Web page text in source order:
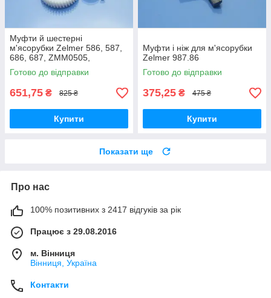
Муфти й шестерні
м'ясорубки Zelmer 586, 587,
686, 687, ZMM0505,
ZMM0554, ZMM0805,
ZMM0815, ZMM0854,
ZMM0905, ZMM0954,
ZMM1005
Готово до відправки
651,75 ₴ 825 ₴
Купити
Муфти і ніж для м'ясорубки
Zelmer 987.86
Готово до відправки
375,25 ₴ 475 ₴
Купити
Показати ще
Про нас
100% позитивних з 2417 відгуків за рік
Працює з 29.08.2016
м. Вінниця
Вінниця, Україна
Контакти